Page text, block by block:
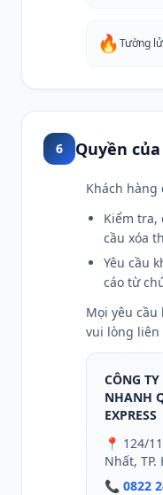
🔥Tường
6 Quyền
Khách hàng
Kiểm tra,
cầu xóa
Yêu cầu
cáo từ
Mọi yêu
vui lòng liên
CÔNG
NHANH
EXPRESS
📍 124/
Nhất,
📞 0822